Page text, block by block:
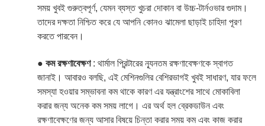
সময় খুবই গুরুত্বপূর্ণ, যেমন ব্যস্ত খুচরা দোকান বা উচ্চ-টার্নওভার গুদাম।
তাদের দক্ষতা নিশ্চিত করে যে আপনি কোনও ঝামেলা ছাড়াই চাহিদা পূরণ
করতে পারবেন।
● কম রক্ষণাবেক্ষণ : থার্মাল প্রিন্টারের ন্যূনতম রক্ষণাবেক্ষণকে স্বাগত
জানাই। আবারও বলছি, এই মেশিনগুলির বেশিরভাগই খুবই সাধারণ, যার ফলে
সমস্যা হওয়ার সম্ভাবনা কম থাকে কারণ এর যন্ত্রাংশের সাথে মোকাবিলা
করার জন্য অনেক কম সময় লাগে। এর অর্থ হল ব্রেকডাউন এবং
রক্ষণাবেক্ষণের জন্য আসার বিষয়ে চিন্তা করার সময় কম এবং কাজ করার